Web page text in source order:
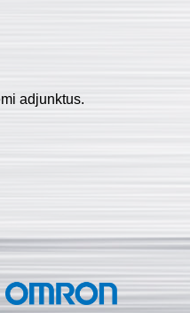
adjunktus.